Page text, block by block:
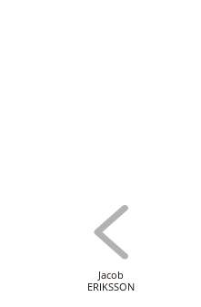
Jacob
ERIKSSON